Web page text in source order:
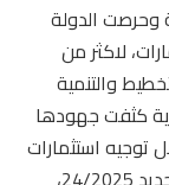
وحرصت الدولة
لاكثر من
والتنمية
كثفت جهودها
استثمارات